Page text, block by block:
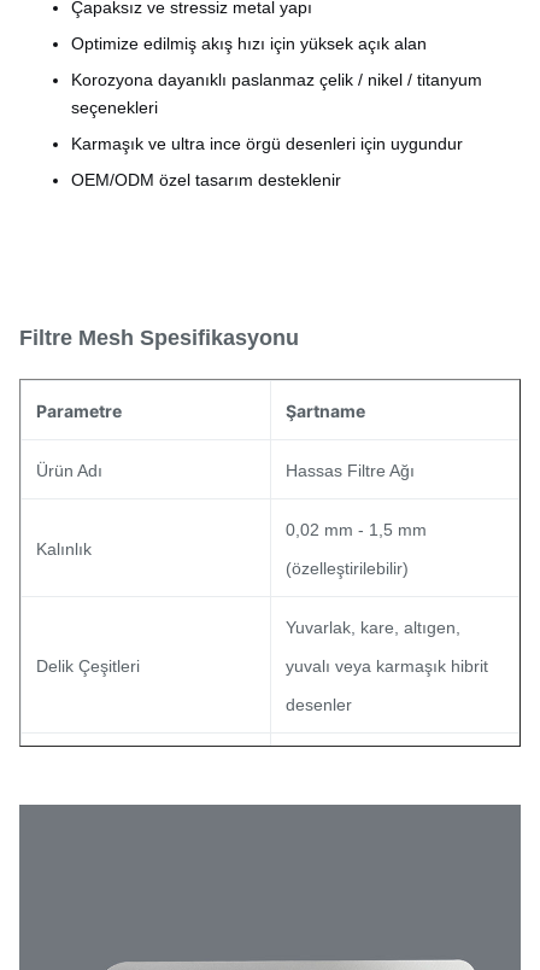
Çapaksız ve stressiz metal yapı
Optimize edilmiş akış hızı için yüksek açık alan
Korozyona dayanıklı paslanmaz çelik / nikel / titanyum
seçenekleri
Karmaşık ve ultra ince örgü desenleri için uygundur
OEM/ODM özel tasarım desteklenir
Filtre Mesh Spesifikasyonu
Parametre Şartname
Ürün Adı Hassas Filtre Ağı
Kalınlık
0,02 mm - 1,5 mm
(özelleştirilebilir)
Delik Çeşitleri
Yuvarlak, kare, altıgen,
yuvalı veya karmaşık hibrit
desenler
Açık Alan Oranı
gereksinimleri için optimize
FDA/ISO standartlarına göre